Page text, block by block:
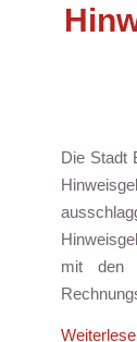
Die Stadt
mit den